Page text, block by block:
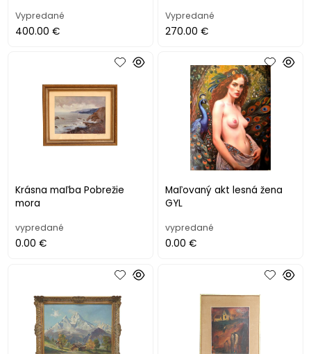
Vypredané
400.00 €
Vypredané
270.00 €
Krásna maľba Pobrežie
mora
vypredané
0.00 €
Maľovaný akt lesná žena
GYL
vypredané
0.00 €